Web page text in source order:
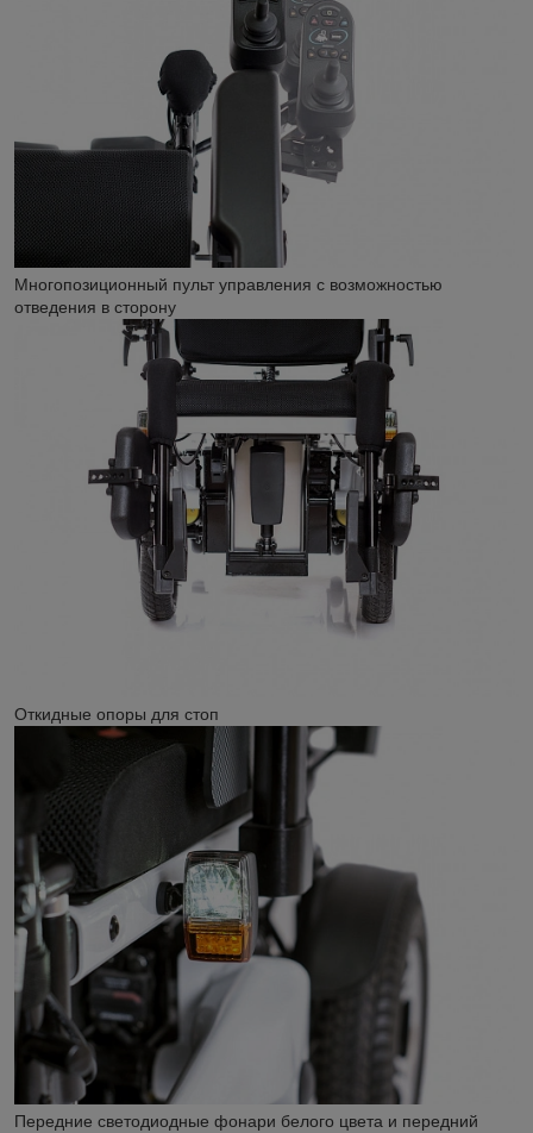
Многопозиционный пульт управления с возможностью
отведения в сторону
Откидные опоры для стоп
Передние светодиодные фонари белого цвета и передний